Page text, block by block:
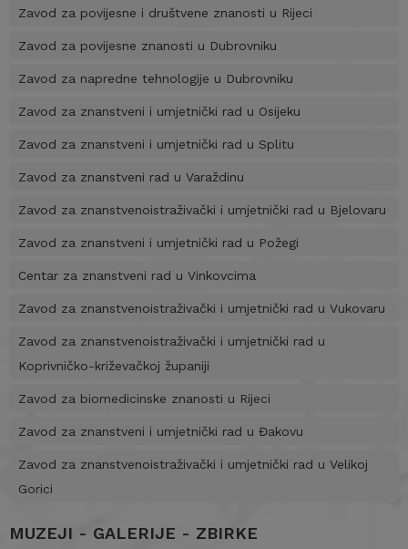
Zavod za povijesne i društvene znanosti u Rijeci
Zavod za povijesne znanosti u Dubrovniku
Zavod za napredne tehnologije u Dubrovniku
Zavod za znanstveni i umjetnički rad u Osijeku
Zavod za znanstveni i umjetnički rad u Splitu
Zavod za znanstveni rad u Varaždinu
Zavod za znanstvenoistraživački i umjetnički rad u Bjelovaru
Zavod za znanstveni i umjetnički rad u Požegi
Centar za znanstveni rad u Vinkovcima
Zavod za znanstvenoistraživački i umjetnički rad u Vukovaru
Zavod za znanstvenoistraživački i umjetnički rad u
Koprivničko-križevačkoj županiji
Zavod za biomedicinske znanosti u Rijeci
Zavod za znanstveni i umjetnički rad u Đakovu
Zavod za znanstvenoistraživački i umjetnički rad u Velikoj
Gorici
MUZEJI - GALERIJE - ZBIRKE